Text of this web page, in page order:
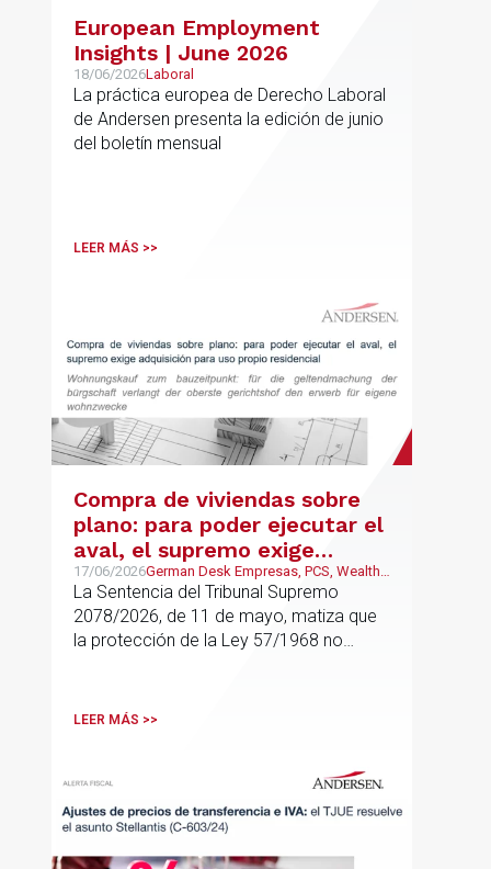
European Employment
Insights | June 2026
18/06/2026Laboral
La práctica europea de Derecho Laboral
de Andersen presenta la edición de junio
del boletín mensual
LEER MÁS >>
Compra de viviendas sobre
plano: para poder ejecutar el
aval, el supremo exige
adquisición para uso propio
residencial
17/06/2026German Desk Empresas, PCS, Wealth
Management & Family Business
La Sentencia del Tribunal Supremo
2078/2026, de 11 de mayo, matiza que
la protección de la Ley 57/1968 no
domicilio o residencia personal
LEER MÁS >>